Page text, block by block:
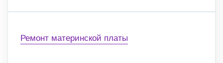
Ремонт материнской платы